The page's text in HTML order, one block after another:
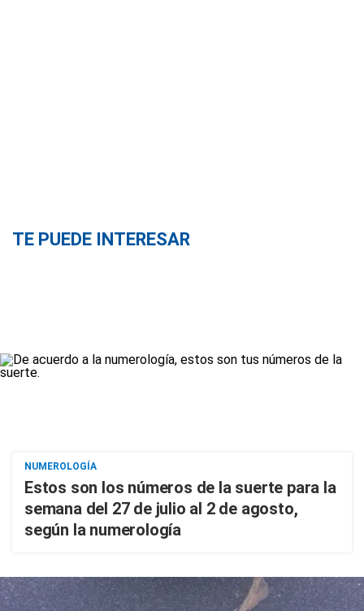
TE PUEDE INTERESAR
NUMEROLOGÍA
Estos son los números de la suerte para la
semana del 27 de julio al 2 de agosto,
según la numerología